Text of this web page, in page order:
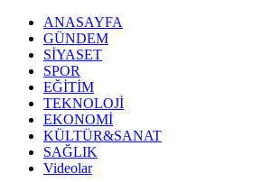
ANASAYFA
GÜNDEM
SİYASET
SPOR
EĞİTİM
TEKNOLOJİ
EKONOMİ
KÜLTÜR&SANAT
SAĞLIK
Videolar